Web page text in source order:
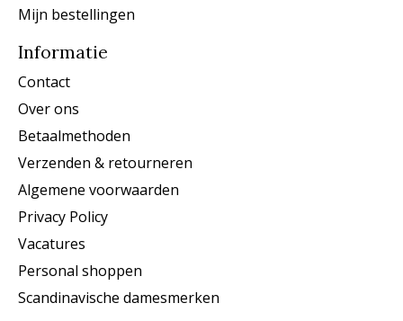
Mijn bestellingen
Informatie
Contact
Over ons
Betaalmethoden
Verzenden & retourneren
Algemene voorwaarden
Privacy Policy
Vacatures
Personal shoppen
Scandinavische damesmerken